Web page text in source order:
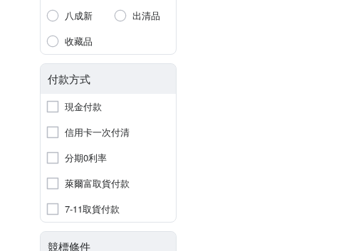
八成新
出清品
收藏品
付款方式
現金付款
信用卡一次付清
分期0利率
萊爾富取貨付款
7-11取貨付款
競標條件